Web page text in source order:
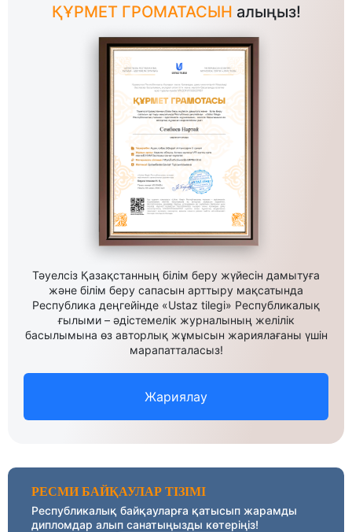
ҚҰРМЕТ ГРОМАТАСЫН алыңыз!
Тәуелсіз Қазақстанның білім беру жүйесін дамытуға
және білім беру сапасын арттыру мақсатында
Республика деңгейінде «Ustaz tilegi» Республикалық
ғылыми – әдістемелік журналының желілік
басылымына өз авторлық жұмысын жариялағаны үшін
марапатталасыз!
Жариялау
РЕСМИ БАЙҚАУЛАР ТІЗІМІ
Республикалық байқауларға қатысып жарамды
дипломдар алып санатыңызды көтеріңіз!